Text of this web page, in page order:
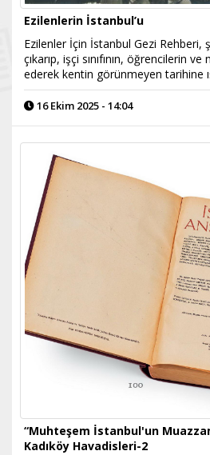
Ezilenlerin İstanbul’u
Ezilenler İçin İstanbul Gezi
çıkarıp, işçi sınıfının, öğrencilerin
ederek kentin görünmeyen tarihine
16 Ekim 2025 - 14:04
“Muhteşem İstanbul'un
Kadıköy Havadisleri-2